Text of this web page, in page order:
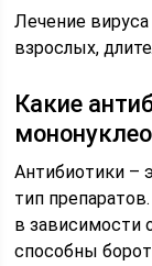
Лечение
взрослых,
Какие
Антибиотики –
тип
в зависимости
способны